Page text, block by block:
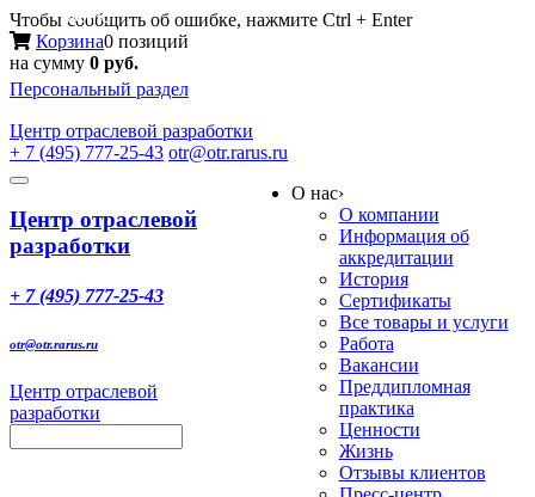
Чтобы сообщить об ошибке, нажмите Ctrl + Enter
Корзина0 позиций
на сумму 0 руб.
Персональный раздел
Центр отраслевой разработки
+ 7 (495) 777-25-43 otr@otr.rarus.ru
Toggle
Меню
Центр отраслевой
разработки
+ 7 (495) 777-25-43
otr@otr.rarus.ru
Центр отраслевой
разработки
О нас›
О компании
Информация об
аккредитации
История
Сертификаты
Все товары и услуги
Работа
Вакансии
Преддипломная
практика
Ценности
Жизнь
Отзывы клиентов